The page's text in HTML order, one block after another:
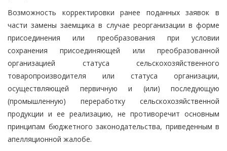
Возможность корректировки ранее поданных заявок в
части замены заемщика в случае реорганизации в форме
присоединения или преобразования при условии
сохранения присоединяющей или преобразованной
организацией статуса сельскохозяйственного
товаропроизводителя или статуса организации,
осуществляющей первичную и (или) последующую
(промышленную) переработку сельскохозяйственной
продукции и ее реализацию, не противоречит основным
принципам бюджетного законодательства, приведенным в
апелляционной жалобе.